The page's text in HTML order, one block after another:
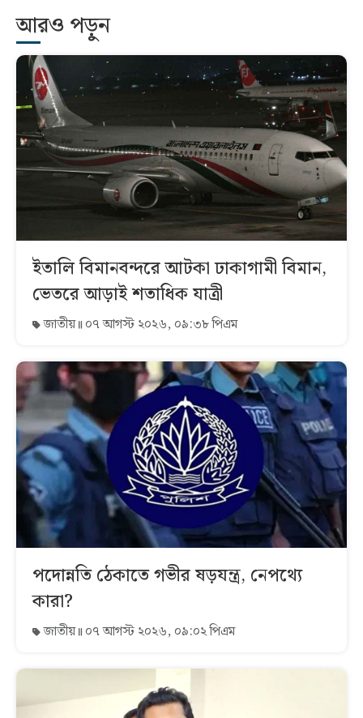
আরও পড়ুন
ইতালি বিমানবন্দরে আটকা ঢাকাগামী বিমান,
ভেতরে আড়াই শতাধিক যাত্রী
জাতীয় ০৭ আগস্ট ২০২৬, ০৯:৩৮ পিএম
পদোন্নতি ঠেকাতে গভীর ষড়যন্ত্র, নেপথ্যে
কারা?
জাতীয় ০৭ আগস্ট ২০২৬, ০৯:০২ পিএম